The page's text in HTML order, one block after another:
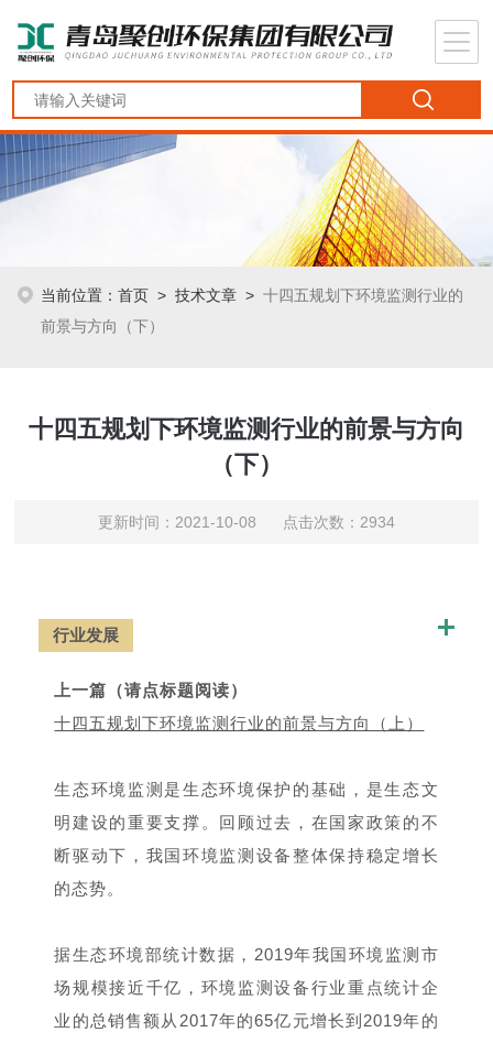
当前位置：首页 >技术文章 >十四五规划下环境监测行业的
前景与方向（下）
十四五规划下环境监测行业的前景与方向
（下）
更新时间：2021-10-08 点击次数：2934
行业发展
上一篇 （请点标题阅读）
十四五规划下环境监测行业的前景与方向（上）
生态环境监测是生态环境保护的基础，是生态文
明建设的重要支撑。回顾过去，在国家政策的不
断驱动下，我国环境监测设备整体保持稳定增长
的态势。
据生态环境部统计数据，2019年我国环境监测市
场规模接近千亿，环境监测设备行业重点统计企
业的总销售额从2017年的65亿元增长到2019年的